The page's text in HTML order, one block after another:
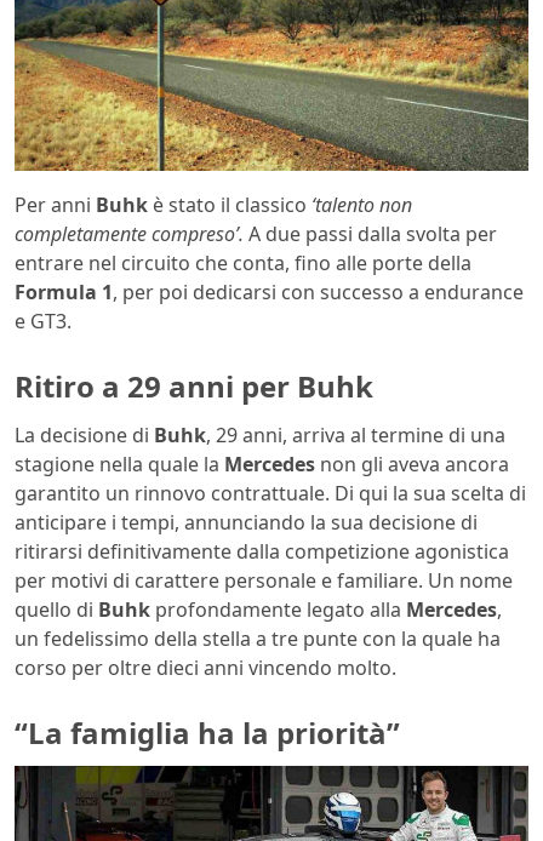
Per anni Buhk è stato il classico ‘talento non
completamente compreso’. A due passi dalla svolta per
entrare nel circuito che conta, fino alle porte della
Formula 1, per poi dedicarsi con successo a endurance
e GT3.
Ritiro a 29 anni per Buhk
La decisione di Buhk, 29 anni, arriva al termine di una
stagione nella quale la Mercedes non gli aveva ancora
garantito un rinnovo contrattuale. Di qui la sua scelta di
anticipare i tempi, annunciando la sua decisione di
ritirarsi definitivamente dalla competizione agonistica
per motivi di carattere personale e familiare. Un nome
quello di Buhk profondamente legato alla Mercedes,
un fedelissimo della stella a tre punte con la quale ha
corso per oltre dieci anni vincendo molto.
“La famiglia ha la priorità”